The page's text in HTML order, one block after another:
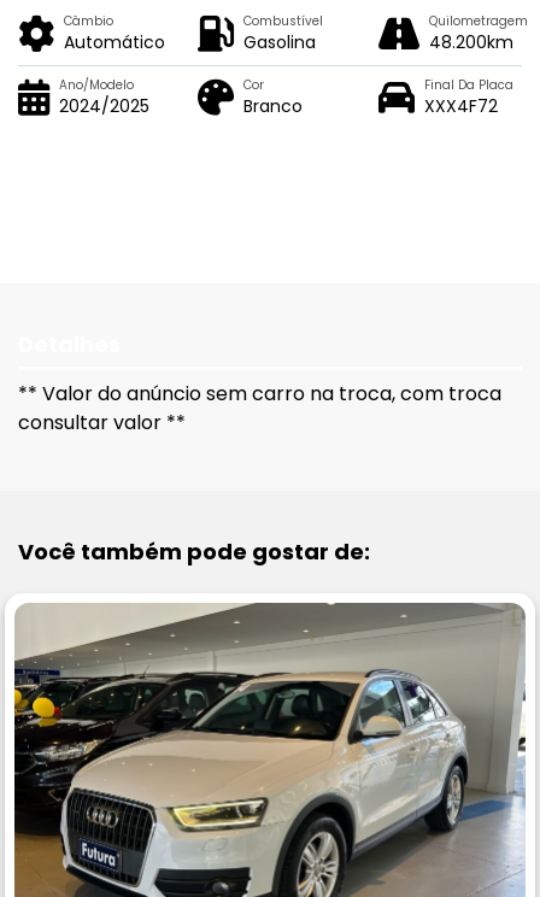
Câmbio
Automático
Combustível
Gasolina
Quilometragem
48.200km
Ano/Modelo
2024/2025
Cor
Branco
Final Da Placa
XXX4F72
** Valor do anúncio sem carro na troca, com troca
consultar valor **
Você também pode gostar de: